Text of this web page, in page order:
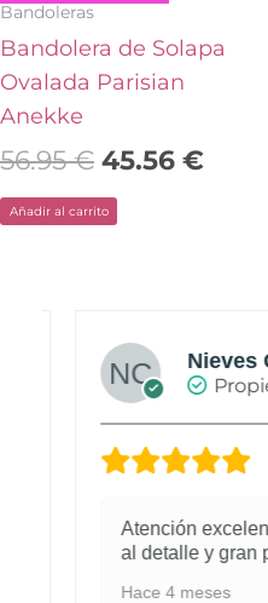
Bandoleras
Bandolera de Solapa
Ovalada Parisian
Anekke
56.95€ 45.56 €
Añadir al carrito
Nieves
Atención
al detalle y gran
Hace 4 meses